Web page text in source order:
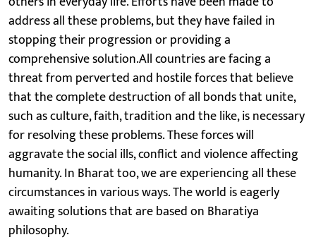
address all these problems, but they have failed in
stopping their progression or providing a
comprehensive solution.All countries are facing a
threat from perverted and hostile forces that believe
that the complete destruction of all bonds that unite,
such as culture, faith, tradition and the like, is necessary
for resolving these problems. These forces will
aggravate the social ills, conflict and violence affecting
humanity. In Bharat too, we are experiencing all these
circumstances in various ways. The world is eagerly
awaiting solutions that are based on Bharatiya
philosophy.